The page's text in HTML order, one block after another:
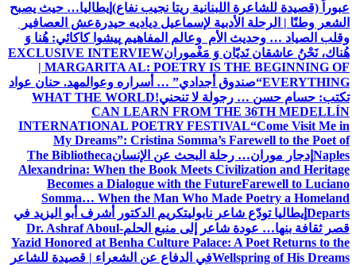
عبوراً (قصيدة للشاعرة اللبنانية ريتا نجيب نفاع) إيطاليا… حيث يصبح
الشعر وطنًا | الرحلة الأدبية لإسماعيل دياديه حيدرةعش العصافير
وقلب الصياد … وحديث الأم وعالم المفاهيم پیشوا کاکائي: هُنا وَ
هُناك، نَحْنُ عاشقان نَديّان وَ مَغْمورانEXCLUSIVE INTERVIEW
| MARGARITA AL: POETRY IS THE BEGINNING OF
EVERYTHING“صندوق أجدادي” … أسراره وعوالمهد. حنان عواد
تكتب: حسام حسن … رجولة لا تنحني!WHAT THE WORLD
CAN LEARN FROM THE 36TH MEDELLÍN
INTERNATIONAL POETRY FESTIVAL“Come Visit Me in
My Dreams”: Cristina Somma’s Farewell to the Poet of
Naples إدجار موران… رحلة البحث عن الإنسانThe Bibliotheca
Alexandrina: When the Book Meets Civilization and Heritage
Becomes a Dialogue with the FutureFarewell to Luciano
Somma… When the Man Who Made Poetry a Homeland
Departs إيطاليا تودّع شاعر نابوليتكريم الدكتور أشرف أبو اليزيد في
قصر ثقافة بنها… عودة شاعر إلى منبع الحلمDr. Ashraf Aboul-
Yazid Honored at Benha Culture Palace: A Poet Returns to the
Wellspring of His Dreamsفي الدفاع عن الشعراء | قصيدة للشاعر